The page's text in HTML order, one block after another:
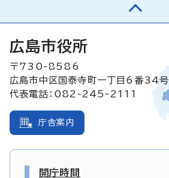
広島市役所
〒730-8586
広島市中区国泰寺町一丁目6番34号
代表電話：082-245-2111
庁舎案内
開庁時間